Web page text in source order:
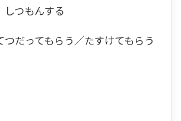
つもんする
だってもらう／たすけてもらう